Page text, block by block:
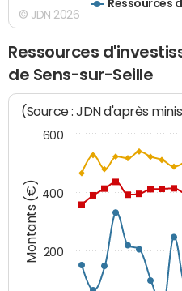
Ressources
© JDN 2026
Ressources
de Sens-sur-Seille
Montants (€)
(Source : JDN d'après
200
400
600